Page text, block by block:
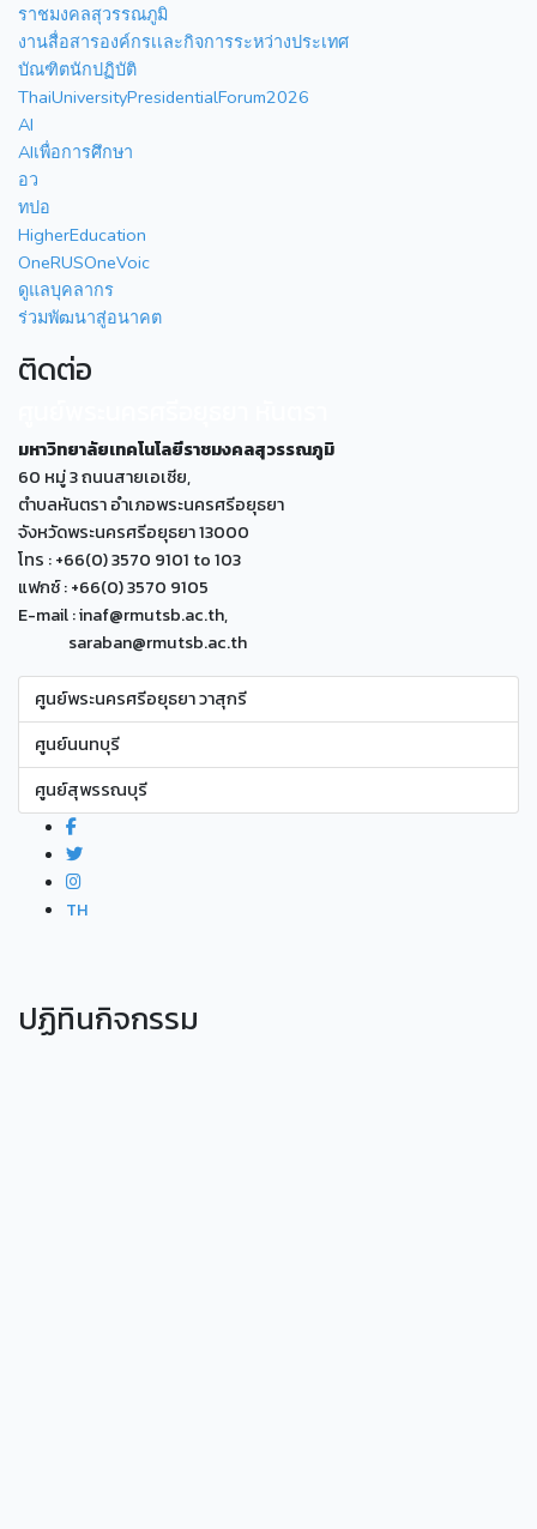
ราชมงคลสุวรรณภูมิ
งานสื่อสารองค์กรเเละกิจการระหว่างประเทศ
บัณฑิตนักปฏิบัติ
ThaiUniversityPresidentialForum2026
AI
AIเพื่อการศึกษา
อว
ทปอ
HigherEducation
OneRUSOneVoic
ดูแลบุคลากร
ร่วมพัฒนาสู่อนาคต
ติดต่อ
มหาวิทยาลัยเทคโนโลยีราชมงคลสุวรรณภูมิ
60 หมู่ 3 ถนนสายเอเซีย,
ตำบลหันตรา อำเภอพระนครศรีอยุธยา
จังหวัดพระนครศรีอยุธยา 13000
โทร : +66(0) 3570 9101 to 103
แฟกซ์ : +66(0) 3570 9105
E-mail : inaf@rmutsb.ac.th,
saraban@rmutsb.ac.th
ศูนย์พระนครศรีอยุธยา วาสุกรี
ศูนย์นนทบุรี
ศูนย์สุพรรณบุรี
TH
ปฏิทินกิจกรรม